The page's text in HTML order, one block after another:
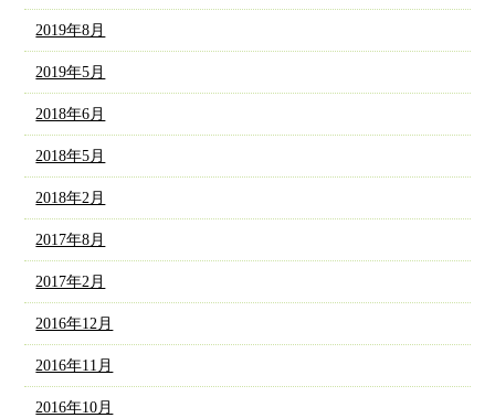
2019年8月
2019年5月
2018年6月
2018年5月
2018年2月
2017年8月
2017年2月
2016年12月
2016年11月
2016年10月